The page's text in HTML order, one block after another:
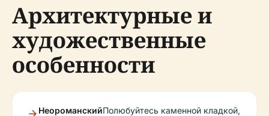
Архитектурные и
художественные
особенности
НеороманскийПолюбуйтесь каменной кладкой,